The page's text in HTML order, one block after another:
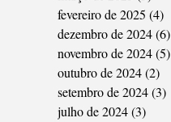
fevereiro de 2025 (4)
dezembro de 2024(6)
novembro de 2024(5)
outubro de 2024(2)
setembro de 2024(3)
julho de 2024(3)